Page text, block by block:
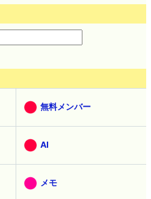
無料メンバー
AI
メモ